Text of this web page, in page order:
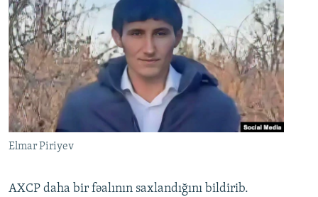
Elmar Piriyev
AXCP daha bir fəalının saxlandığını bildirib.